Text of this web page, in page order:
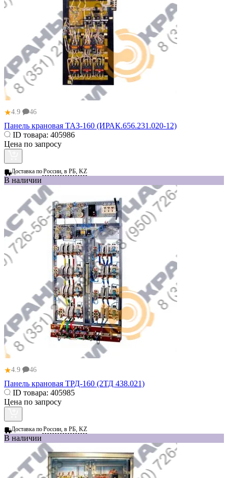
★4.9 46
Панель крановая ТАЗ-160 (ИРАК.656.231.020-12)
ID товара: 405986
Цена по запросу
Доставка поРоссии, в РБ, KZ
В наличии
★4.9 46
Панель крановая ТРД-160 (2ТД 438.021)
ID товара: 405985
Цена по запросу
Доставка поРоссии, в РБ, KZ
В наличии